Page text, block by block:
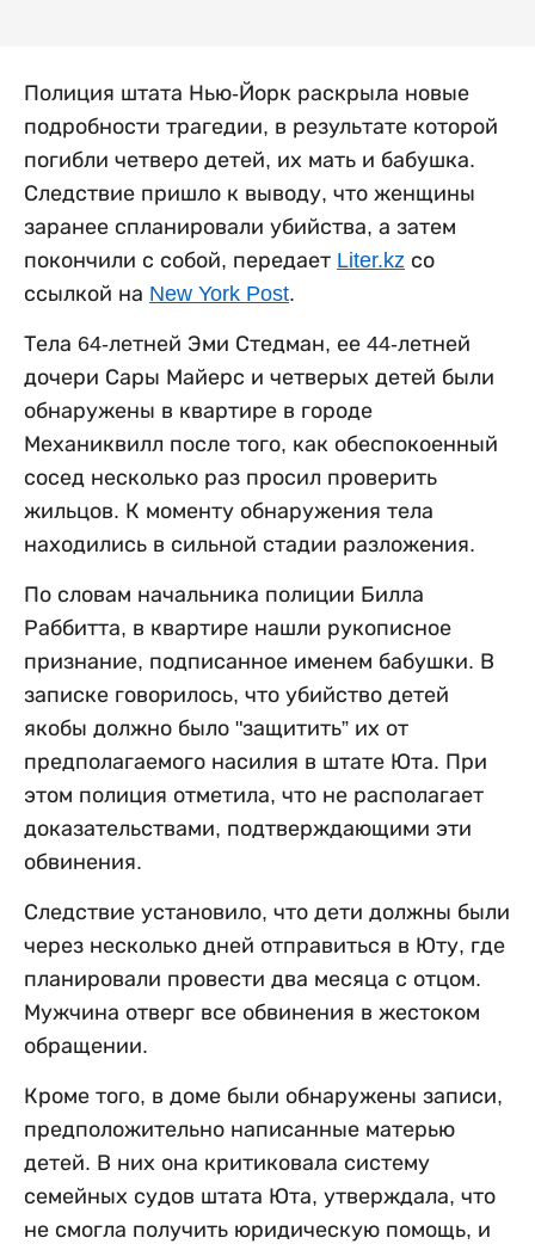
Полиция штата Нью-Йорк раскрыла новые
подробности трагедии, в результате которой
погибли четверо детей, их мать и бабушка.
Следствие пришло к выводу, что женщины
заранее спланировали убийства, а затем
покончили с собой, передает Liter.kz со
ссылкой на New York Post.
Тела 64-летней Эми Стедман, ее 44-летней
дочери Сары Майерс и четверых детей были
обнаружены в квартире в городе
Механиквилл после того, как обеспокоенный
сосед несколько раз просил проверить
жильцов. К моменту обнаружения тела
находились в сильной стадии разложения.
По словам начальника полиции Билла
Раббитта, в квартире нашли рукописное
признание, подписанное именем бабушки. В
записке говорилось, что убийство детей
якобы должно было "защитить” их от
предполагаемого насилия в штате Юта. При
этом полиция отметила, что не располагает
доказательствами, подтверждающими эти
обвинения.
Следствие установило, что дети должны были
через несколько дней отправиться в Юту, где
планировали провести два месяца с отцом.
Мужчина отверг все обвинения в жестоком
обращении.
Кроме того, в доме были обнаружены записи,
предположительно написанные матерью
детей. В них она критиковала систему
семейных судов штата Юта, утверждала, что
не смогла получить юридическую помощь, и